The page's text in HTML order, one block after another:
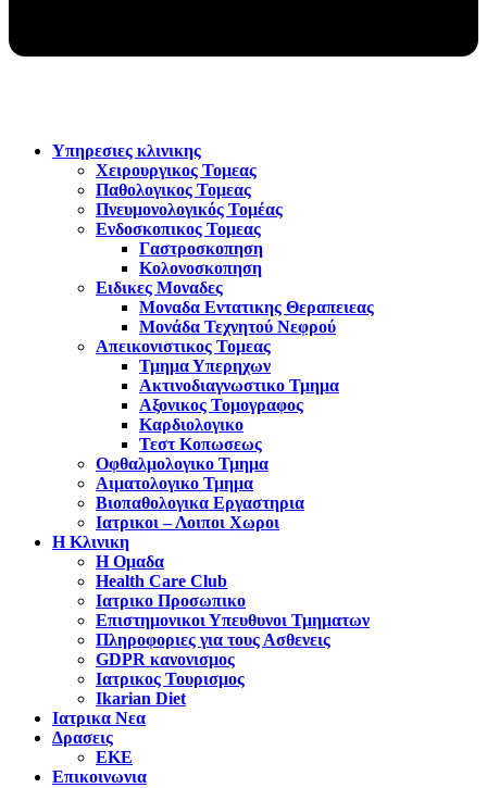
Υπηρεσιες κλινικης
Χειρουργικος Τομεας
Παθολογικος Τομεας
Πνευμονολογικός Τομέας
Ενδοσκοπικος Τομεας
Γαστροσκοπηση
Κολονοσκοπηση
Ειδικες Μοναδες
Μοναδα Εντατικης Θεραπειεας
Μονάδα Τεχνητού Νεφρού
Απεικονιστικος Τομεας
Τμημα Υπερηχων
Ακτινοδιαγνωστικο Τμημα
Αξονικος Τομογραφος
Καρδιολογικο
Τεστ Κοπωσεως
Οφθαλμολογικο Τμημα
Αιματολογικο Τμημα
Βιοπαθολογικα Εργαστηρια
Ιατρικοι – Λοιποι Χωροι
Η Κλινικη
Η Ομαδα
Health Care Club
Ιατρικο Προσωπικο
Επιστημονικοι Υπευθυνοι Τμηματων
Πληροφοριες για τους Ασθενεις
GDPR κανονισμος
Ιατρικος Τουρισμος
Ikarian Diet
Ιατρικα Νεα
Δρασεις
ΕΚΕ
Επικοινωνια